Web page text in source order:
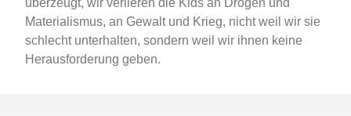
Materialismus, an Gewalt und Krieg, nicht weil wir sie
schlecht unterhalten, sondern weil wir ihnen keine
Herausforderung geben.